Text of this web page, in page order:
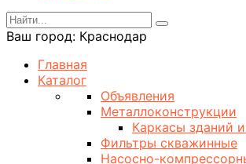
Ваш город: Краснодар
Главная
Каталог
Объявления
Металлоконструкции
Каркасы зданий
Фильтры скважинные
Насосно-